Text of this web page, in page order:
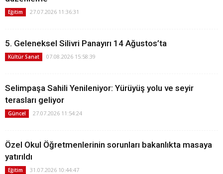
Eğitim 27.07.2026 11:36:31
5. Geleneksel Silivri Panayırı 14 Ağustos’ta
Kültür Sanat 07.08.2026 15:58:39
Selimpaşa Sahili Yenileniyor: Yürüyüş yolu ve seyir
terasları geliyor
Güncel 27.07.2026 11:54:24
Özel Okul Öğretmenlerinin sorunları bakanlıkta masaya
yatırıldı
Eğitim 31.07.2026 10:44:47